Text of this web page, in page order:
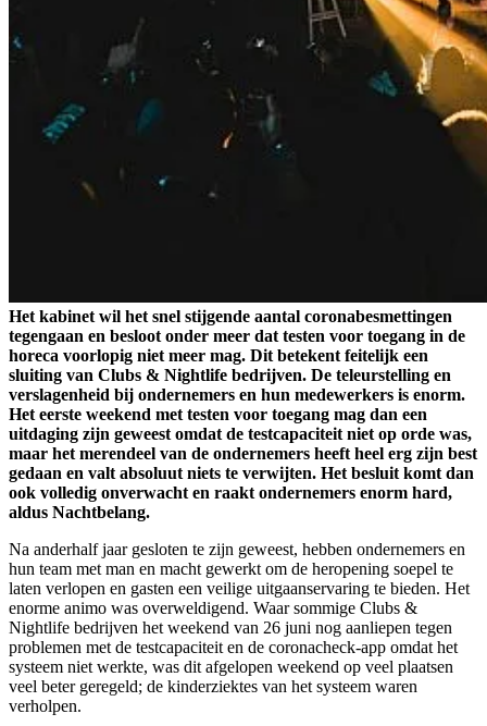
Het kabinet wil het snel stijgende aantal coronabesmettingen
tegengaan en besloot onder meer dat testen voor toegang in de
horeca voorlopig niet meer mag. Dit betekent feitelijk een
sluiting van Clubs & Nightlife bedrijven. De teleurstelling en
verslagenheid bij ondernemers en hun medewerkers is enorm.
Het eerste weekend met testen voor toegang mag dan een
uitdaging zijn geweest omdat de testcapaciteit niet op orde was,
maar het merendeel van de ondernemers heeft heel erg zijn best
gedaan en valt absoluut niets te verwijten. Het besluit komt dan
ook volledig onverwacht en raakt ondernemers enorm hard,
aldus Nachtbelang.
Na anderhalf jaar gesloten te zijn geweest, hebben ondernemers en
hun team met man en macht gewerkt om de heropening soepel te
laten verlopen en gasten een veilige uitgaanservaring te bieden. Het
enorme animo was overweldigend. Waar sommige Clubs &
Nightlife bedrijven het weekend van 26 juni nog aanliepen tegen
problemen met de testcapaciteit en de coronacheck-app omdat het
systeem niet werkte, was dit afgelopen weekend op veel plaatsen
veel beter geregeld; de kinderziektes van het systeem waren
verholpen.